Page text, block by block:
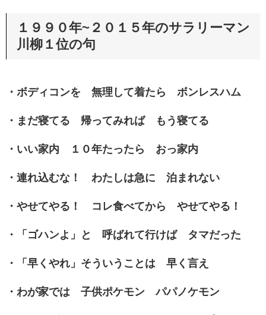
１９９０年~２０１５年のサラリーマン
川柳１位の句
・ボディコンを 無理して着たら ボンレスハム
・まだ寝てる 帰ってみれば もう寝てる
・いい家内 １０年たったら おっ家内
・連れ込むな！ わたしは急に 泊まれない
・やせてやる！ コレ食べてから やせてやる！
・「ゴハンよ」と 呼ばれて行けば タマだった
・「早くやれ」そういうことは 早く言え
・わが家では 子供ポケモン パパノケモン